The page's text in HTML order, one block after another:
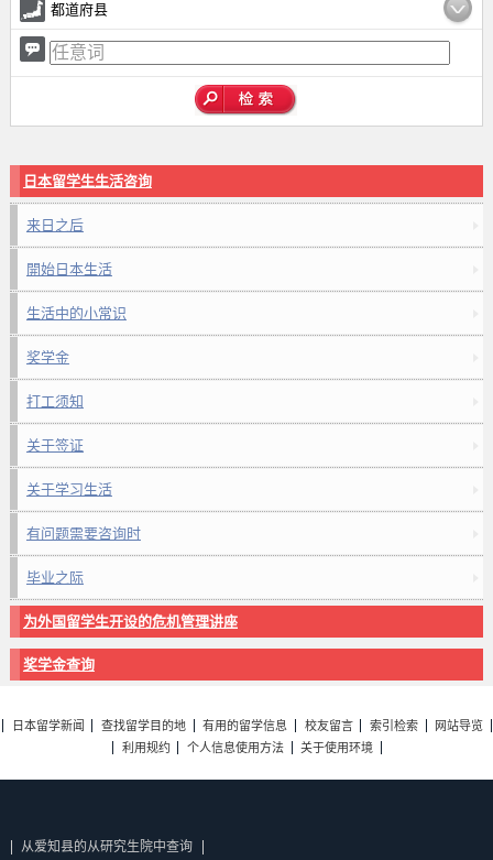
都道府县
日本留学生生活咨询
来日之后
開始日本生活
生活中的小常识
奖学金
打工须知
关于签证
关于学习生活
有问题需要咨询时
毕业之际
为外国留学生开设的危机管理讲座
奖学金查询
日本留学新闻 查找留学目的地 有用的留学信息 校友留言 索引检索
网站导览
利用规约
个人信息使用方法 关于使用环境
从爱知县的从研究生院中查询